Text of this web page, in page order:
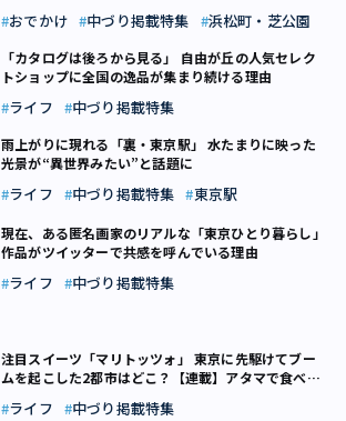
おでかけ 中づり掲載特集 浜松町・芝公園
「カタログは後ろから見る」 自由が丘の人気セレク
トショップに全国の逸品が集まり続ける理由
ライフ 中づり掲載特集
雨上がりに現れる「裏・東京駅」 水たまりに映った
光景が“異世界みたい”と話題に
ライフ 中づり掲載特集 東京駅
現在、ある匿名画家のリアルな「東京ひとり暮らし」
作品がツイッターで共感を呼んでいる理由
ライフ 中づり掲載特集
注目スイーツ「マリトッツォ」 東京に先駆けてブー
ムを起こした2都市はどこ？【連載】アタマで食べる
ライフ 中づり掲載特集